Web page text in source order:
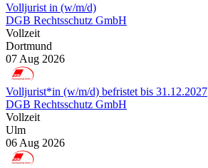
Volljurist in (w/m/d)
DGB Rechtsschutz GmbH
Vollzeit
Dortmund
07 Aug 2026
Volljurist*in (w/m/d) befristet bis 31.12.2027
DGB Rechtsschutz GmbH
Vollzeit
Ulm
06 Aug 2026